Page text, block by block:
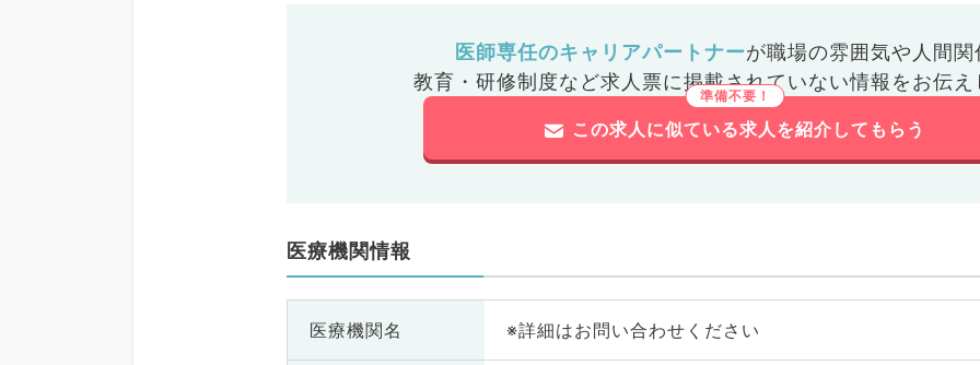
医師専任のキャリアパートナーが職場の雰囲気や人間関
教育・研修制度など求人票に掲載されていない情報をお伝え
この求人に似ている求人を紹介してもらう
医療機関情報
医療機関名 ※詳細はお問い合わせください